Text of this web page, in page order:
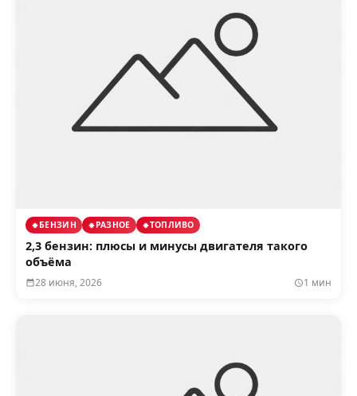
БЕНЗИН РАЗНОЕ ТОПЛИВО
2,3 бензин: плюсы и минусы двигателя такого
объёма
28 июня, 2026 1 мин